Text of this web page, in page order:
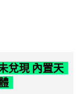
兌現 內置天